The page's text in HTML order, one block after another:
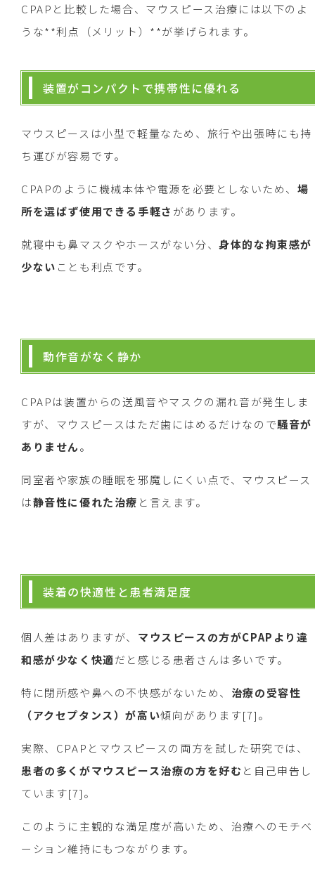
CPAPと比較した場合、マウスピース治療には以下のよ
うな**利点（メリット）**が挙げられます。
装置がコンパクトで携帯性に優れる
マウスピースは小型で軽量なため、旅行や出張時にも持
ち運びが容易です。
CPAPのように機械本体や電源を必要としないため、場
所を選ばず使用できる手軽さ があります。
就寝中も鼻マスクやホースがない分、身体的な拘束感が
少ない ことも利点です。
動作音がなく静か
CPAPは装置からの送風音やマスクの漏れ音が発生しま
すが、マウスピースはただ歯にはめるだけなので騒音が
ありません。
同室者や家族の睡眠を邪魔しにくい点で、マウスピース
は静音性に優れた治療 と言えます。
装着の快適性と患者満足度
個人差はありますが、 マウスピースの方がCPAPより違
和感が少なく快適だと感じる患者さんは多いです。
特に閉所感や鼻への不快感がないため、 治療の受容性
（アクセプタンス）が高い傾向があります[7]。
実際、CPAPとマウスピースの両方を試した研究では、
患者の多くがマウスピース治療の方を好む と自己申告し
ています[7]。
このように主観的な満足度が高いため、治療へのモチベ
ーション維持にもつながります。